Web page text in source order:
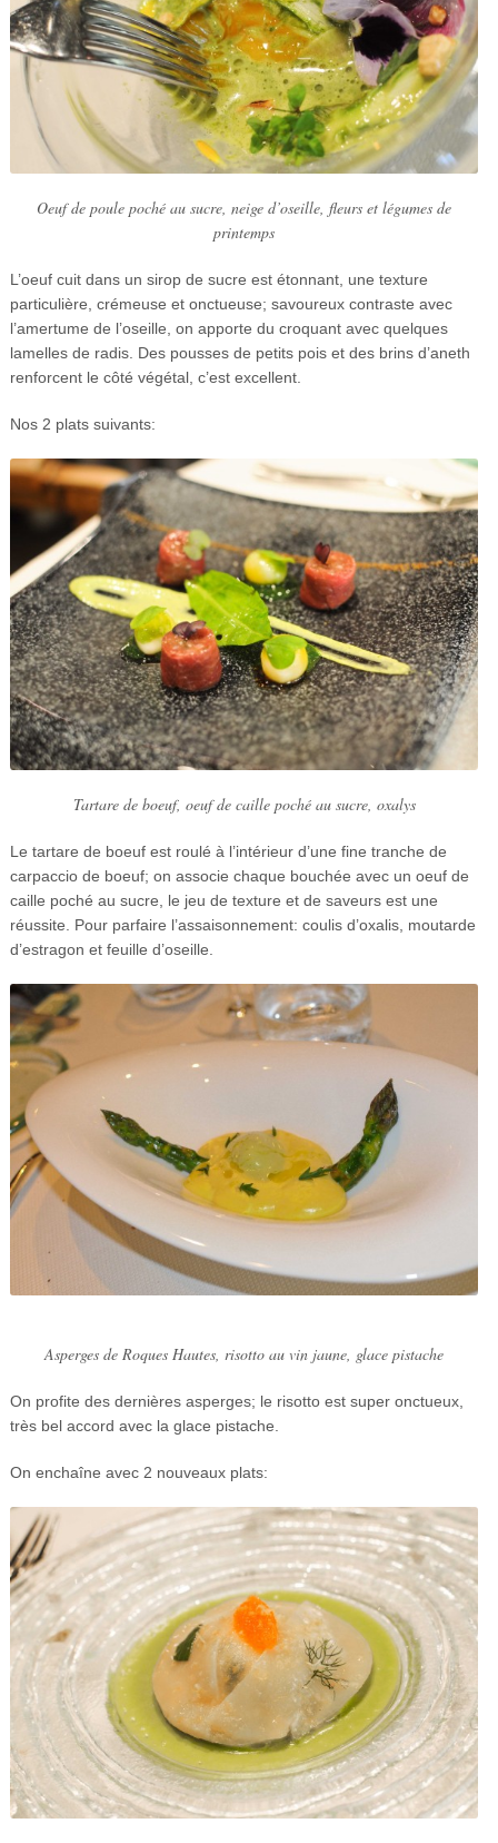
Oeuf de poule poché au sucre, neige d’oseille, fleurs et légumes de
printemps
L’oeuf cuit dans un sirop de sucre est étonnant, une texture
particulière, crémeuse et onctueuse; savoureux contraste avec
l’amertume de l’oseille, on apporte du croquant avec quelques
lamelles de radis. Des pousses de petits pois et des brins d’aneth
renforcent le côté végétal, c’est excellent.
Nos 2 plats suivants:
Tartare de boeuf, oeuf de caille poché au sucre, oxalys
Le tartare de boeuf est roulé à l’intérieur d’une fine tranche de
carpaccio de boeuf; on associe chaque bouchée avec un oeuf de
caille poché au sucre, le jeu de texture et de saveurs est une
réussite. Pour parfaire l’assaisonnement: coulis d’oxalis, moutarde
d’estragon et feuille d’oseille.
Asperges de Roques Hautes, risotto au vin jaune, glace pistache
On profite des dernières asperges; le risotto est super onctueux,
très bel accord avec la glace pistache.
On enchaîne avec 2 nouveaux plats: